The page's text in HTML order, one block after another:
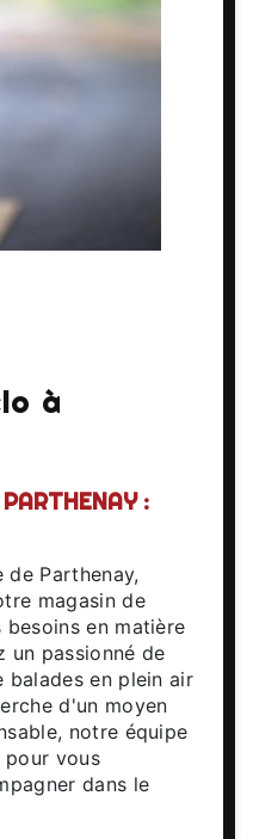
à
:
Parthenay,
magasin de
en matière
un passionné de
balades en plein air
d'un moyen
notre équipe
pour vous
dans le